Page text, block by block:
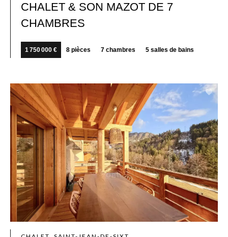
CHALET & SON MAZOT DE 7
CHAMBRES
1 750 000 € 8 pièces 7 chambres 5 salles de bains